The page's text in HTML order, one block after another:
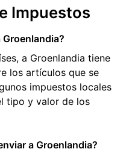
Impuestos
a Groenlandia tiene
los artículos que se
impuestos locales
tipo y valor de los
a Groenlandia?